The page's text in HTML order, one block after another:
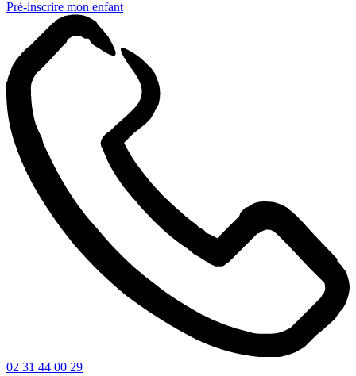
Pré-inscrire mon enfant
02 31 44 00 29